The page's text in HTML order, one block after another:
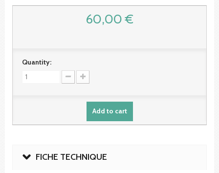
60,00 €
Quantity:
Add to cart
FICHE TECHNIQUE